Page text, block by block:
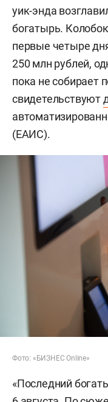
уик-энда
богатырь.
первые четыре
250 млн рублей,
пока не собирает
свидетельствуют
(ЕАИС).
Фото: «БИЗНЕС Online»
«Последний